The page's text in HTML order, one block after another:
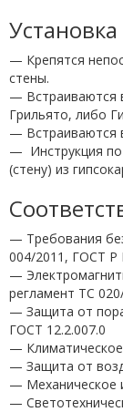
Установка
— Крепятся
стены.
— Встраиваются
Грильято, либо
— Встраиваются
— Инструкция
(стену) из
— Требования
004/2011, ГОСТ Р
—
регламент ТС
— Защита от
ГОСТ 12.2.007.0
—
— Защита от
— Механическое
—